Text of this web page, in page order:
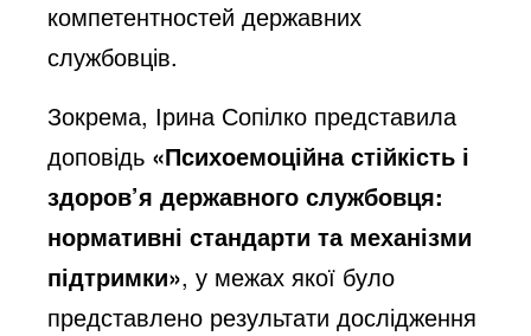
компетентностей державних
службовців.
Зокрема, Ірина Сопілко представила
доповідь «Психоемоційна стійкість і
здоров’я державного службовця:
нормативні стандарти та механізми
підтримки», у межах якої було
представлено результати дослідження